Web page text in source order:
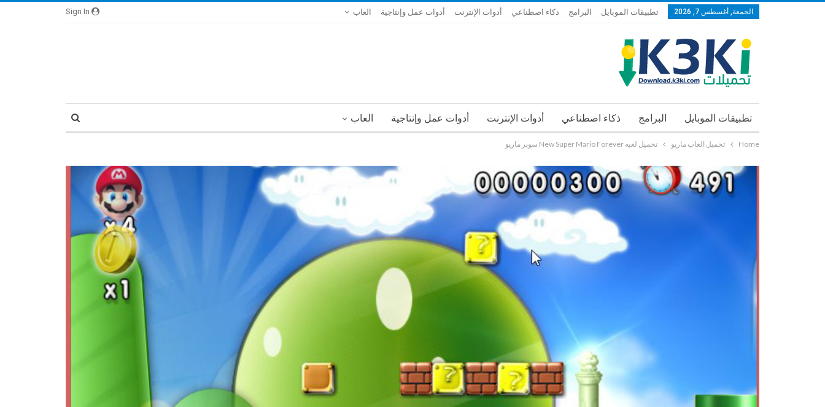
الجمعة, أغسطس 7, 2026 تطبيقات الموبايل البرامج ذكاء اصطناعي أدوات الإنترنت أدوات عمل وإنتاجية العاب
تطبيقات الموبايل البرامج ذكاء اصطناعي أدوات الإنترنت أدوات عمل وإنتاجية العاب
Home تحميل العاب ماريو تحميل لعبه New Super Mario Forever سوبر ماريو